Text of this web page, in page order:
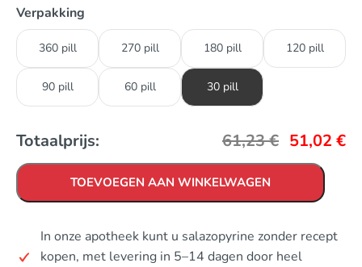
Verpakking
360 pill 270 pill 180 pill 120 pill
90 pill 60 pill 30 pill
Totaalprijs: 61,23€ 51,02 €
TOEVOEGEN AAN WINKELWAGEN
In onze apotheek kunt u salazopyrine zonder recept
kopen, met levering in 5–14 dagen door heel